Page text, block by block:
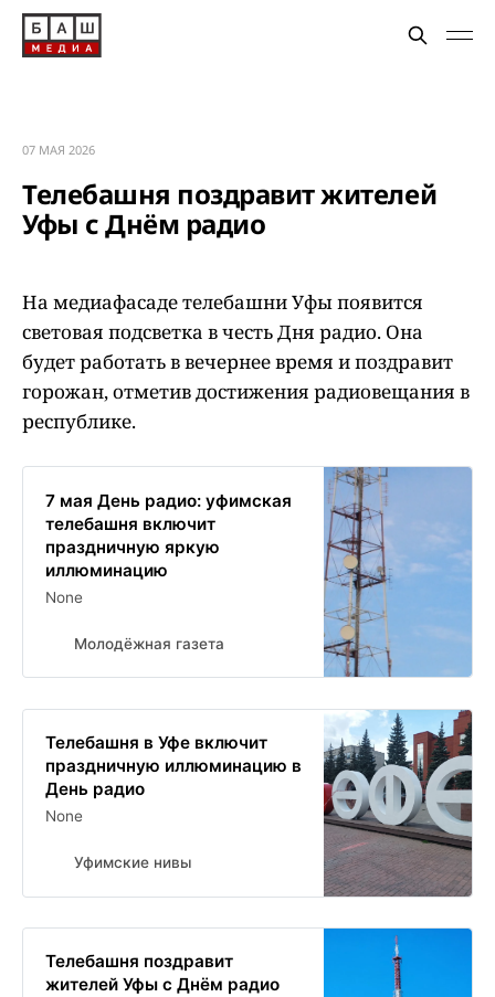
07 МАЯ 2026
Телебашня поздравит жителей
Уфы с Днём радио
На медиафасаде телебашни Уфы появится
световая подсветка в честь Дня радио. Она
будет работать в вечернее время и поздравит
горожан, отметив достижения радиовещания в
республике.
7 мая День радио: уфимская
телебашня включит
праздничную яркую
иллюминацию
None
Молодёжная газета
Телебашня в Уфе включит
праздничную иллюминацию в
День радио
None
Уфимские нивы
Телебашня поздравит
жителей Уфы с Днём радио